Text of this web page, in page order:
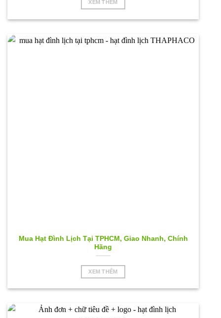
XEM THÊM
Mua Hạt Đình Lịch Tại TPHCM, Giao Nhanh, Chính
Hãng
XEM THÊM